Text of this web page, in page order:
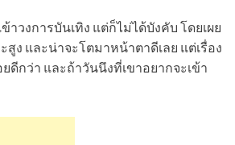
วงการบันเทิง แต่ก็ไม่ได้บังคับ โดยเผย
สูง และน่าจะโตมาหน้าตาดีเลย แต่เรื่อง
กว่า และถ้าวันนึงที่เขาอยากจะเข้า